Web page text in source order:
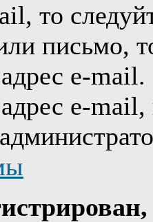
то
письмо,
e-
e-